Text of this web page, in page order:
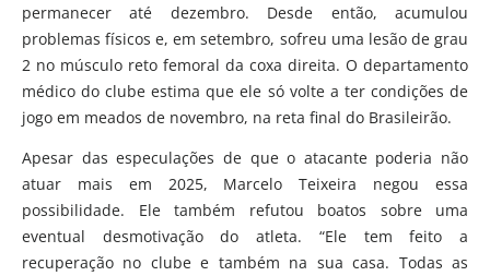
permanecer até dezembro. Desde então, acumulou
problemas físicos e, em setembro, sofreu uma lesão de grau
2 no músculo reto femoral da coxa direita. O departamento
médico do clube estima que ele só volte a ter condições de
jogo em meados de novembro, na reta final do Brasileirão.
Apesar das especulações de que o atacante poderia não
atuar mais em 2025, Marcelo Teixeira negou essa
possibilidade. Ele também refutou boatos sobre uma
eventual desmotivação do atleta. “Ele tem feito a
recuperação no clube e também na sua casa. Todas as